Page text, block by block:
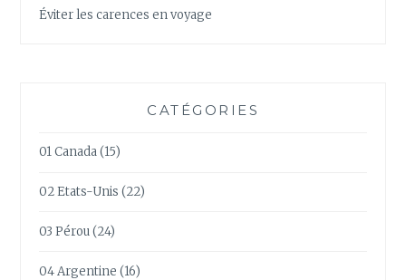
Éviter les carences en voyage
CATÉGORIES
01 Canada(15)
02 Etats-Unis (22)
03 Pérou(24)
04 Argentine (16)